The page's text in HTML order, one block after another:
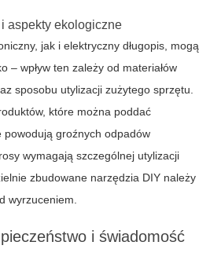
aspekty ekologiczne
jak i elektryczny długopis, mogą
– wpływ ten zależy od materiałów
sposobu utylizacji zużytego sprzętu.
które można poddać
powodują groźnych odpadów
wymagają szczególnej utylizacji
zbudowane narzędzia DIY należy
wyrzuceniem.
i świadomość